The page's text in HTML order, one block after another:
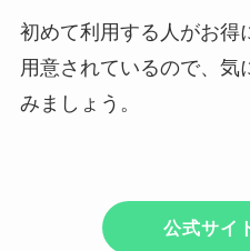
初めて利用する人がお得
用意されているので、気
みましょう。
公式サイ